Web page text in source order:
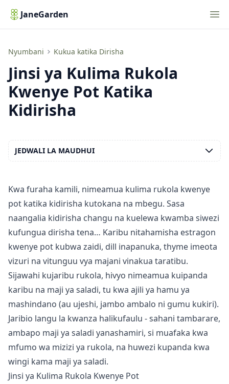
JaneGarden
Nyumbani Kukua katika Dirisha
Jinsi ya Kulima Rukola Kwenye Pot Katika Kidirisha
Jinsi ya Kulima Rukola
Kwenye Pot Katika
Kidirisha
Kwa furaha kamili, nimeamua kulima rukola kwenye
pot katika kidirisha kutokana na mbegu. Sasa
naangalia kidirisha changu na kuelewa kwamba siwezi
kufungua dirisha tena… Karibu nitahamisha estragon
kwenye pot kubwa zaidi, dill inapanuka, thyme imeota
vizuri na vitunguu vya majani vinakua taratibu.
Sijawahi kujaribu rukola, hivyo nimeamua kuipanda
karibu na maji ya saladi, tu kwa ajili ya hamu ya
mashindano (au ujeshi, jambo ambalo ni gumu kukiri).
Jaribio langu la kwanza halikufaulu - sahani tambarare,
ambapo maji ya saladi yanashamiri, si muafaka kwa
mfumo wa mizizi ya rukola, na huwezi kupanda kwa
wingi kama maji ya saladi.
Jinsi ya Kulima Rukola Kwenye Pot
JEDWALI LA MAUDHUI